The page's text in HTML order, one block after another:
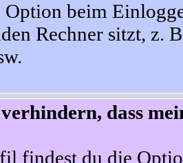
Option beim
Rechner sitzt, z.
dass
findest du die